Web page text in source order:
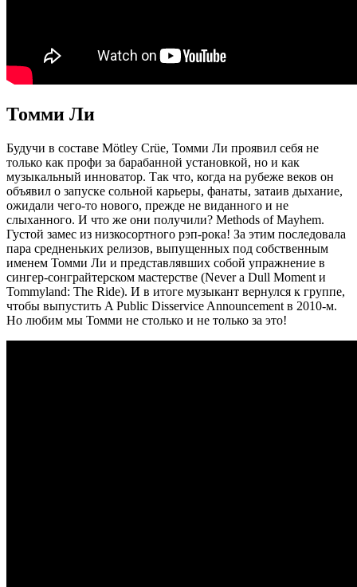
Томми Ли
Будучи в составе Mötley Crüe, Томми Ли проявил себя не
только как профи за барабанной установкой, но и как
музыкальный инноватор. Так что, когда на рубеже веков он
объявил о запуске сольной карьеры, фанаты, затаив дыхание,
ожидали чего-то нового, прежде не виданного и не
слыханного. И что же они получили? Methods of Mayhem.
Густой замес из низкосортного рэп-рока! За этим последовала
пара средненьких релизов, выпущенных под собственным
именем Томми Ли и представлявших собой упражнение в
сингер-сонграйтерском мастерстве (Never a Dull Moment и
Tommyland: The Ride). И в итоге музыкант вернулся к группе,
чтобы выпустить A Public Disservice Announcement в 2010-м.
Но любим мы Томми не столько и не только за это!